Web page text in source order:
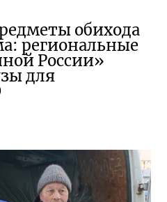
обихода
региональные
России»
для